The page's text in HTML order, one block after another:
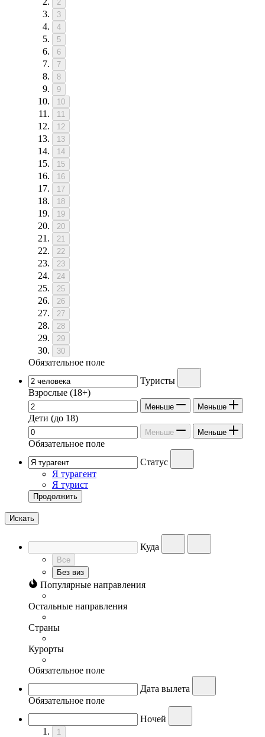
2
3
4
5
6
7
8
9
10
11
12
13
14
15
16
17
18
19
20
21
22
23
24
25
26
27
28
29
30
Обязательное поле
Туристы
Взрослые (18+)
Меньше Меньше
Дети (до 18)
Меньше Меньше
Обязательное поле
Статус
Я турагент
Я турист
Продолжить
Искать
Куда
Все
Без виз
Популярные направления
Остальные направления
Страны
Курорты
Обязательное поле
Дата вылета
Обязательное поле
Ночей
1